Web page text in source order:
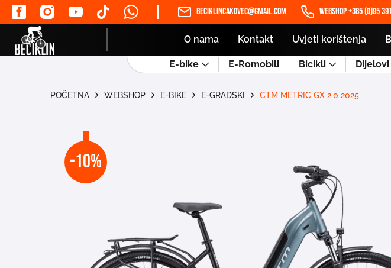
beciklincakovec@gmail.com WEBSHOP +385 (0)95
O nama Kontakt Uvjeti korištenja
E-bike E-Romobili Bicikli Dijelovi
POČETNA WEBSHOP E-BIKE E-GRADSKI CTM METRIC GX 2.0 2025
-10%